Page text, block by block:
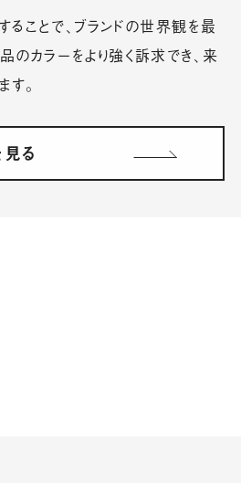
ることで、ブランドの世界観を最
のカラーをより強く訴求でき、来
。
る